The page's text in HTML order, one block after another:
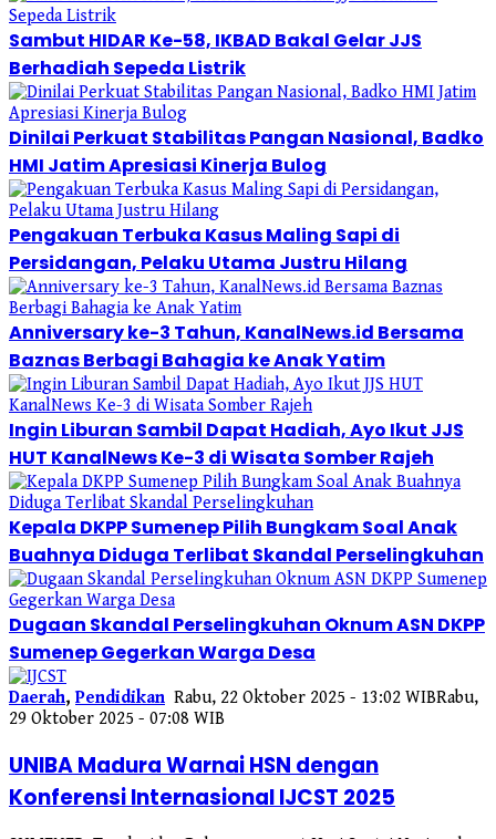
Sambut HIDAR Ke-58, IKBAD Bakal Gelar JJS
Berhadiah Sepeda Listrik
Dinilai Perkuat Stabilitas Pangan Nasional, Badko
HMI Jatim Apresiasi Kinerja Bulog
Pengakuan Terbuka Kasus Maling Sapi di
Persidangan, Pelaku Utama Justru Hilang
Anniversary ke-3 Tahun, KanalNews.id Bersama
Baznas Berbagi Bahagia ke Anak Yatim
Ingin Liburan Sambil Dapat Hadiah, Ayo Ikut JJS
HUT KanalNews Ke-3 di Wisata Somber Rajeh
Kepala DKPP Sumenep Pilih Bungkam Soal Anak
Buahnya Diduga Terlibat Skandal Perselingkuhan
Dugaan Skandal Perselingkuhan Oknum ASN DKPP
Sumenep Gegerkan Warga Desa
Daerah, Pendidikan Rabu, 22 Oktober 2025 - 13:02 WIBRabu,
29 Oktober 2025 - 07:08 WIB
UNIBA Madura Warnai HSN dengan
Konferensi Internasional IJCST 2025